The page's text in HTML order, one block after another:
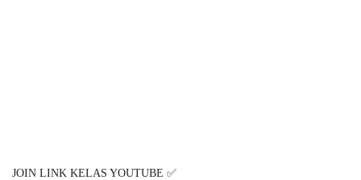
JOIN LINK KELAS YOUTUBE ✅